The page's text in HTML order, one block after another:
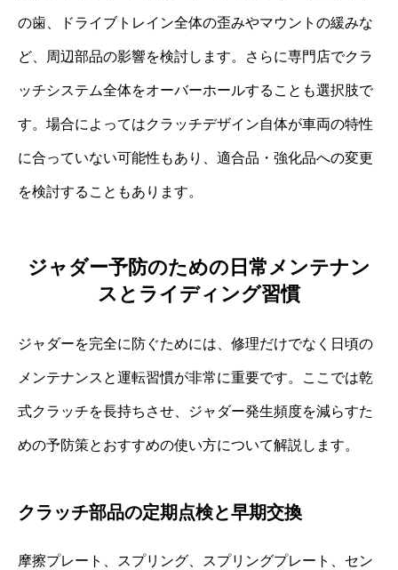
の歯、ドライブトレイン全体の歪みやマウントの緩みな
ど、周辺部品の影響を検討します。さらに専門店でクラ
ッチシステム全体をオーバーホールすることも選択肢で
す。場合によってはクラッチデザイン自体が車両の特性
に合っていない可能性もあり、適合品・強化品への変更
を検討することもあります。
ジャダー予防のための日常メンテナン
スとライディング習慣
ジャダーを完全に防ぐためには、修理だけでなく日頃の
メンテナンスと運転習慣が非常に重要です。ここでは乾
式クラッチを長持ちさせ、ジャダー発生頻度を減らすた
めの予防策とおすすめの使い方について解説します。
クラッチ部品の定期点検と早期交換
摩擦プレート、スプリング、スプリングプレート、セン